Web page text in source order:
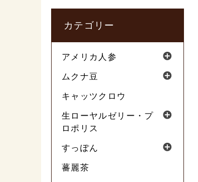
カテゴリー
アメリカ人参
ムクナ豆
キャッツクロウ
生ローヤルゼリー・プ
ロポリス
すっぽん
蕃麗茶